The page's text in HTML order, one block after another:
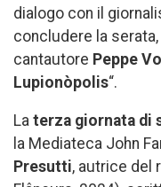
dialogo con il
concludere la serata,
cantautore Peppe
Lupionòpolis“.
La terza giornata di
la Mediateca John
Presutti, autrice del